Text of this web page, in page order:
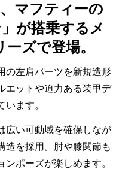
マフティーの
が搭乗するメ
ズで登場。
の左肩パーツを新規造形
エットや迫力ある装甲デ
ます。
広い可動域を確保しなが
造を採用。肘や膝関節も
ポーズが楽しめます。